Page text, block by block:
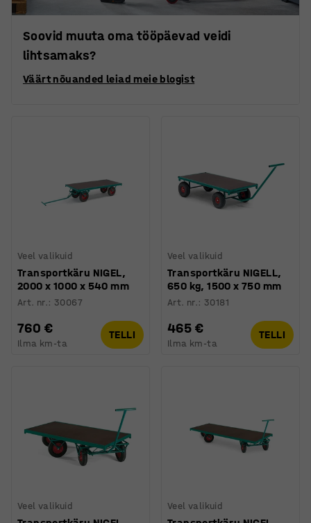
Soovid muuta oma tööpäevad veidi
lihtsamaks?
Väärt nõuanded leiad meie blogist
Veel valikuid
Transportkäru NIGEL,
2000 x 1000 x 540 mm
Art. nr.: 30067
760 €
Ilma km-ta
TELLI
Veel valikuid
Transportkäru NIGELL,
650 kg, 1500 x 750 mm
Art. nr.: 30181
465 €
Ilma km-ta
TELLI
Veel valikuid Veel valikuid